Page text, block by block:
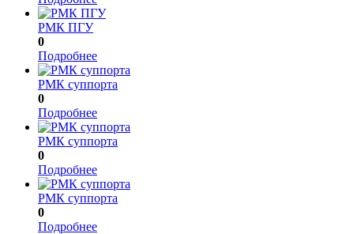
РМК ПГУ
0
Подробнее
РМК суппорта
0
Подробнее
РМК суппорта
0
Подробнее
РМК суппорта
0
Подробнее